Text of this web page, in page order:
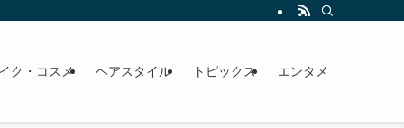
ク・コスメ ヘアスタイル トピックス エンタメ